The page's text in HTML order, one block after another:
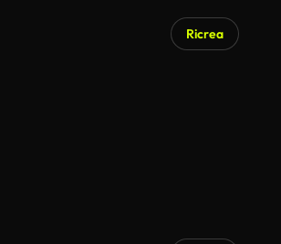
Ricrea